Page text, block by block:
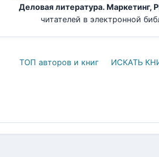
Деловая литература. Маркетинг,
читателей в электронной
ТОП авторов и книг ИСКАТЬ